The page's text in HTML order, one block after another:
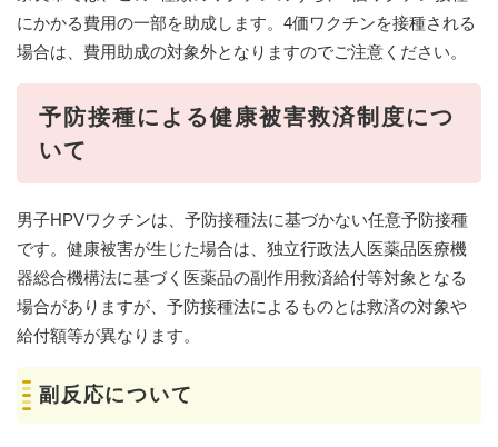
にかかる費用の一部を助成します。4価ワクチンを接種される
場合は、費用助成の対象外となりますのでご注意ください。
予防接種による健康被害救済制度につ
いて
男子HPVワクチンは、予防接種法に基づかない任意予防接種
です。健康被害が生じた場合は、独立行政法人医薬品医療機
器総合機構法に基づく医薬品の副作用救済給付等対象となる
場合がありますが、予防接種法によるものとは救済の対象や
給付額等が異なります。
副反応について